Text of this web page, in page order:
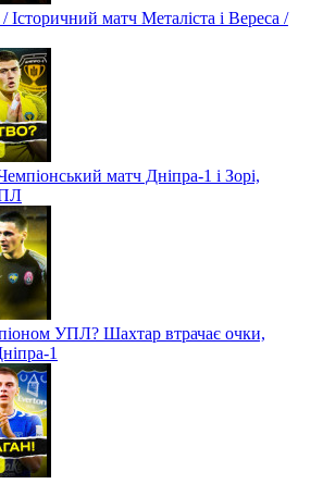
матч Металіста і Вереса /
матч Дніпра-1 і Зорі,
УПЛ? Шахтар втрачає очки,
1